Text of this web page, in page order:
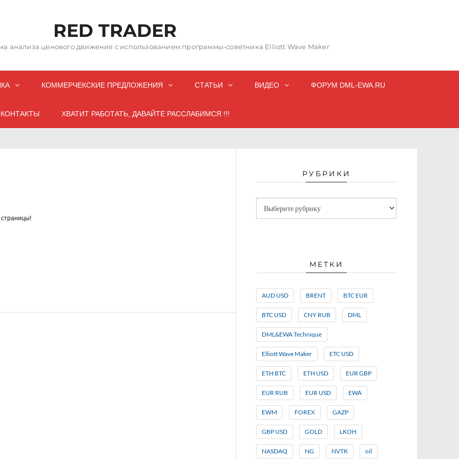
RED TRADER
анализа ценового движения с использованием программы-советника Elliott Wave Maker
КОММЕРЧЕКСКИЕ ПРЕДЛОЖЕНИЯ СТАТЬИ ВИДЕО ФОРУМ DML-EWA.RU
КОНТАКТЫ ХВАТИТ РАБОТАТЬ, ДАВАЙТЕ РАССЛАБИМСЯ !!!
страницы!
РУБРИКИ
МЕТКИ
AUD USD BRENT BTC EUR
BTC USD CNY RUB DML
DML&EWA Technique
Elliott Wave Maker ETC USD
ETH BTC ETH USD EUR GBP
EUR RUB EUR USD EWA
EWM FOREX GAZP
GBP USD GOLD LKOH
NASDAQ NG NVTK oil